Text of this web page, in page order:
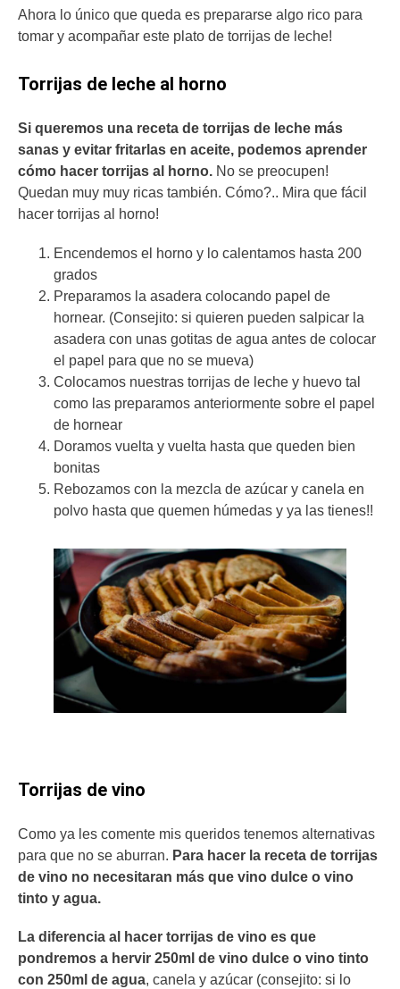
Ahora lo único que queda es prepararse algo rico para
tomar y acompañar este plato de torrijas de leche!
Torrijas de leche al horno
Si queremos una receta de torrijas de leche más
sanas y evitar fritarlas en aceite, podemos aprender
cómo hacer torrijas al horno. No se preocupen!
Quedan muy muy ricas también. Cómo?.. Mira que fácil
hacer torrijas al horno!
Encendemos el horno y lo calentamos hasta 200
grados
Preparamos la asadera colocando papel de
hornear. (Consejito: si quieren pueden salpicar la
asadera con unas gotitas de agua antes de colocar
el papel para que no se mueva)
Colocamos nuestras torrijas de leche y huevo tal
como las preparamos anteriormente sobre el papel
de hornear
Doramos vuelta y vuelta hasta que queden bien
bonitas
Rebozamos con la mezcla de azúcar y canela en
polvo hasta que quemen húmedas y ya las tienes!!
Torrijas de vino
Como ya les comente mis queridos tenemos alternativas
para que no se aburran. Para hacer la receta de torrijas
de vino no necesitaran más que vino dulce o vino
tinto y agua.
La diferencia al hacer torrijas de vino es que
pondremos a hervir 250ml de vino dulce o vino tinto
con 250ml de agua, canela y azúcar (consejito: si lo